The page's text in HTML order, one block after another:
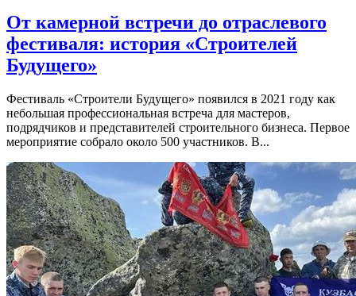
От камерной встречи до отраслевого
фестиваля: история «Строителей
Будущего»
Фестиваль «Строители Будущего» появился в 2021 году как
небольшая профессиональная встреча для мастеров,
подрядчиков и представителей строительного бизнеса. Первое
мероприятие собрало около 500 участников. В...